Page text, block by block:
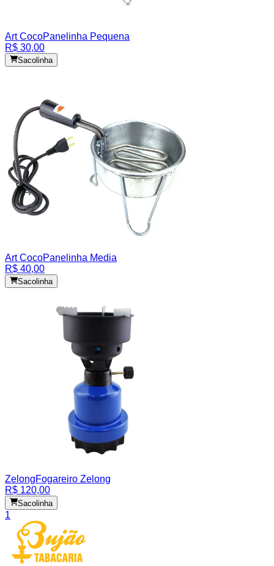
Art CocoPanelinha Pequena
R$ 30,00
Sacolinha
Art CocoPanelinha Media
R$ 40,00
Sacolinha
ZelongFogareiro Zelong
R$ 120,00
Sacolinha
1